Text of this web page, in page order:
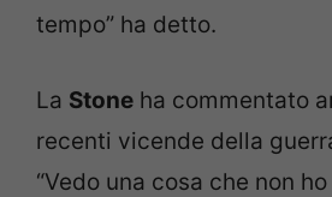
tempo” ha detto.
La Stone ha commentato
recenti vicende della
“Vedo una cosa che non